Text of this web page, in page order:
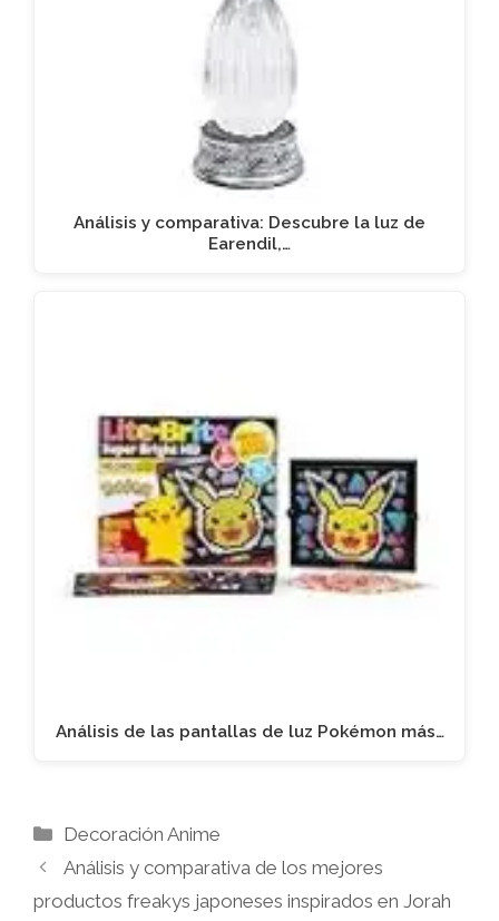
Análisis y comparativa: Descubre la luz de
Earendil,…
Análisis de las pantallas de luz Pokémon más…
Categorías
Decoración Anime
Análisis y comparativa de los mejores
productos freakys japoneses inspirados en Jorah